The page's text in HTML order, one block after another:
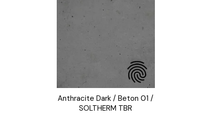
Anthracite Dark / Beton 01 /
SOLTHERM TBR